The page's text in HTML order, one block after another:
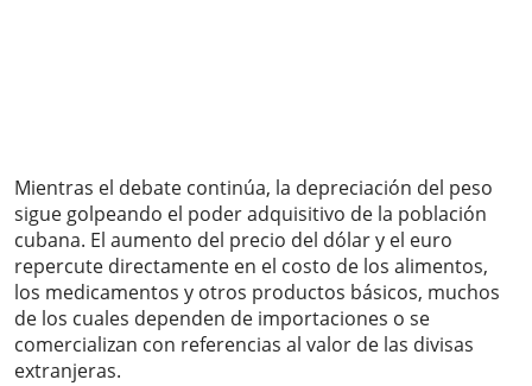
Mientras el debate continúa, la depreciación del peso
sigue golpeando el poder adquisitivo de la población
cubana. El aumento del precio del dólar y el euro
repercute directamente en el costo de los alimentos,
los medicamentos y otros productos básicos, muchos
de los cuales dependen de importaciones o se
comercializan con referencias al valor de las divisas
extranjeras.